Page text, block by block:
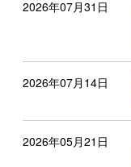
2026年07月31日
2026年07月14日
2026年05月21日